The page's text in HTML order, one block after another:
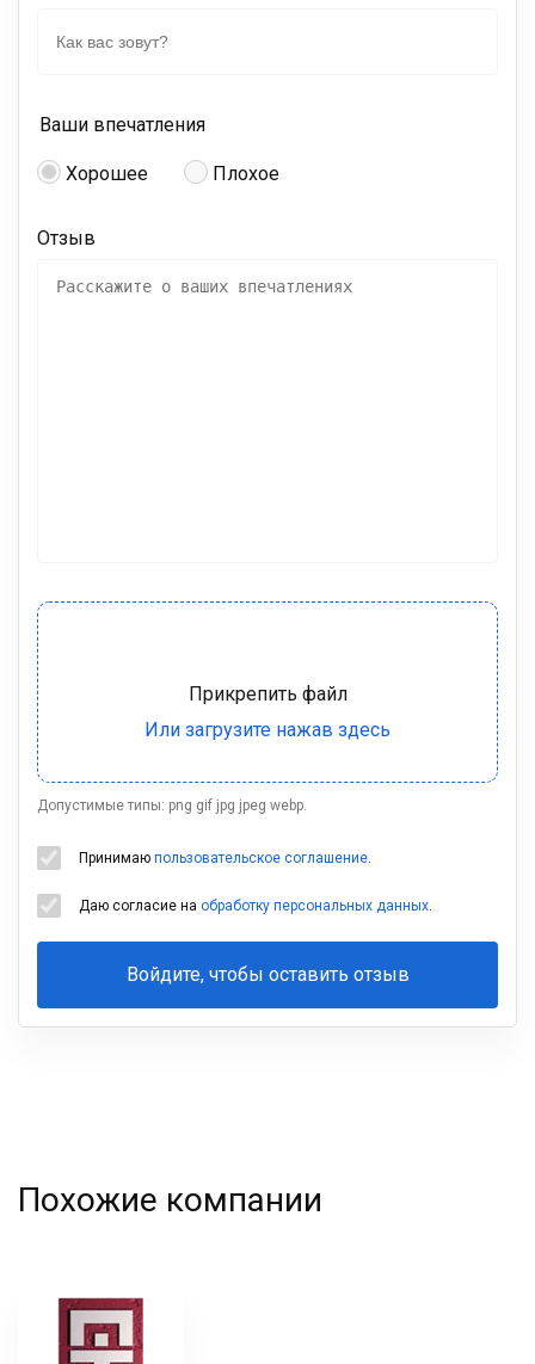
Ваши впечатления
Хорошее Плохое
Отзыв
Допустимые типы: png gif jpg jpeg webp.
Принимаю пользовательское соглашение.
Даю согласие на обработку персональных данных.
Войдите, чтобы оставить отзыв
Ваша
Похожие компании